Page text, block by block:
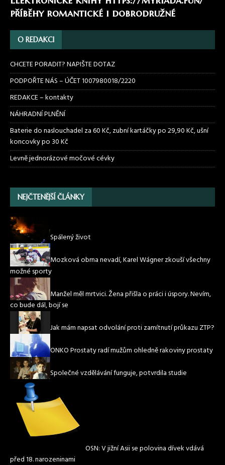
příběhy romantické i dobrodružné
O REDAKCI
CHCETE PORADIT? NAPIŠTE DOTAZ
PODPOŘTE NÁS – ÚČET 1007980018/2220
REDAKCE – kontakty
NÁHRADNÍ PLNĚNÍ
Baterie do naslouchadel za 60 Kč, zubní kartáčky po 29,90 Kč, ušní
koncovky po 30 Kč
Levně jednorázové močové cévky
NEJČTENĚJŠÍ ČLÁNKY
Spálený život
Mozková obrna nevadí, Karel Wágner zkouší všechny
možné sporty
Manžel měl mrtvici. Žena přišla o práci i úspory. Nevím,
co bude dál, bojí se
Jak mám napsat odvolání proti zamítnutí průkazu ZTP?
ONKO Prostaty radí mužům ohledně rakoviny prostaty
Společné vzdělávání funguje, potvrdila studie
OSN: V jižní Asii se polovina dívek vdává
před 18. narozeninami